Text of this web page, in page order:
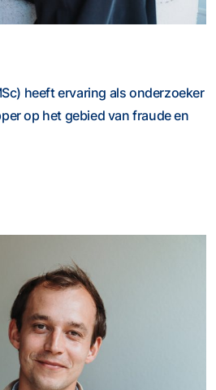
heeft ervaring als onderzoeker
op het gebied van fraude en